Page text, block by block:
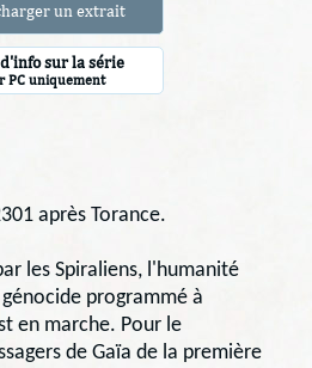
un extrait
sur la série
PC uniquement
après Torance.
les Spiraliens, l'humanité
programmé à
en marche. Pour le
de Gaïa de la première